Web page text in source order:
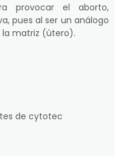
provocar el aborto,
pues al ser un análogo
la matriz (útero).
de cytotec